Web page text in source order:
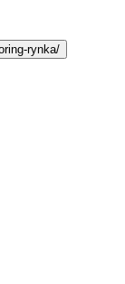
rynka/